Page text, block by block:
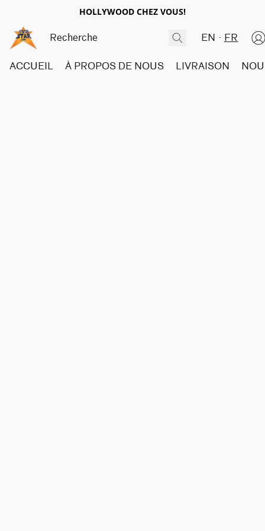
HOLLYWOOD CHEZ VOUS!
EN FR
ACCUEIL À PROPOS DE NOUS LIVRAISON